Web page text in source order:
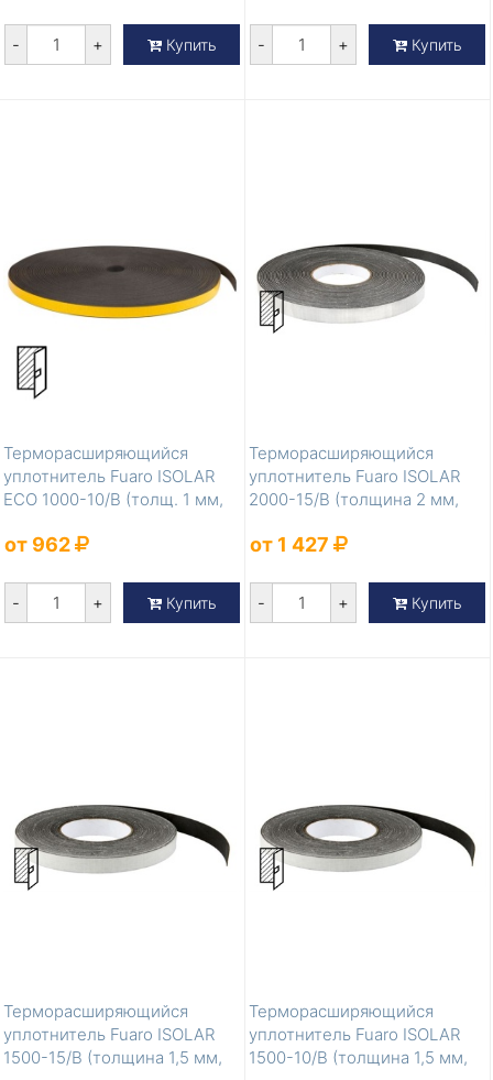
- + Купить - + Купить
Терморасширяющийся
уплотнитель Fuaro ISOLAR
ECO 1000-10/B (толщ. 1 мм,
от 962
- + Купить
Терморасширяющийся
уплотнитель Fuaro ISOLAR
2000-15/B (толщина 2 мм,
от 1 427
- + Купить
Терморасширяющийся
уплотнитель Fuaro ISOLAR
1500-15/B (толщина 1,5 мм,
Терморасширяющийся
уплотнитель Fuaro ISOLAR
1500-10/B (толщина 1,5 мм,